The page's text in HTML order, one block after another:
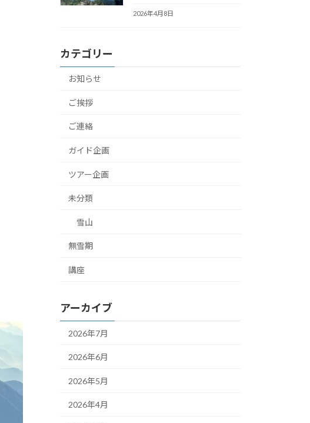
2026年4月8日
カテゴリー
お知らせ
ご挨拶
ご連絡
ガイド企画
ツアー企画
未分類
雪山
無雪期
講座
アーカイブ
2026年7月
2026年6月
2026年5月
2026年4月